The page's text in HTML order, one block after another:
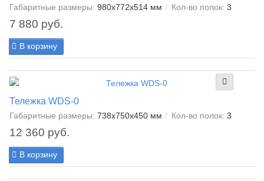
Габаритные размеры: 980x772x514 мм Кол-во полок: 3
7 880 руб.
В корзину
Тележка WDS-0
Габаритные размеры: 738x750x450 мм Кол-во полок: 3
12 360 руб.
В корзину